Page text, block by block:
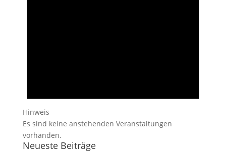
Hinweis
Es sind keine anstehenden Veranstaltungen
vorhanden.
Neueste Beiträge